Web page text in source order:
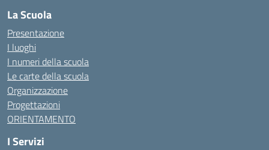
La Scuola
Presentazione
I luoghi
I numeri della scuola
Le carte della scuola
Organizzazione
Progettazioni
ORIENTAMENTO
I Servizi